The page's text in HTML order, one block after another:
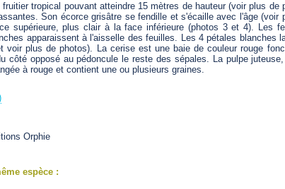
tropical pouvant atteindre 15 mètres de hauteur (voir plus de
Son écorce grisâtre se fendille et s'écaille avec l'âge (voir
supérieure, plus clair à la face inférieure (photos 3 et 4). Les
apparaissent à l'aisselle des feuilles. Les 4 pétales blanches
voir plus de photos). La cerise est une baie de couleur rouge
côté opposé au pédoncule le reste des sépales. La pulpe
à rouge et contient une ou plusieurs graines.
Orphie
espèce :